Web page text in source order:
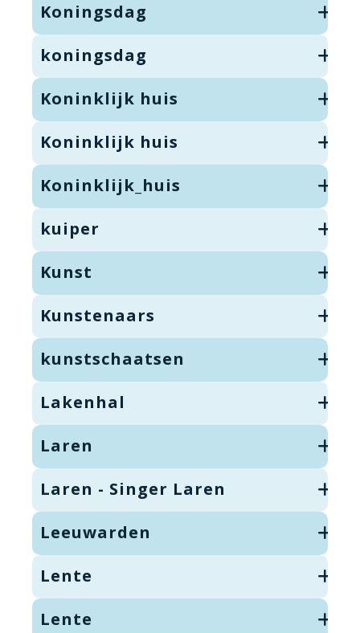
Koningsdag
koningsdag
Koninklijk huis
Koninklijk huis
Koninklijk_huis
kuiper
Kunst
Kunstenaars
kunstschaatsen
Lakenhal
Laren
Laren - Singer Laren
Leeuwarden
Lente
Lente